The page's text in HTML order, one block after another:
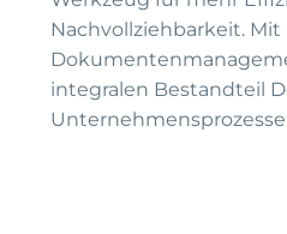
Nachvollziehbarkeit. Mit
integralen Bestandteil